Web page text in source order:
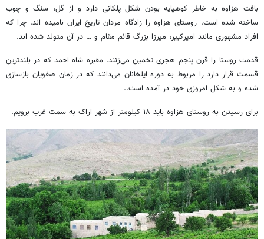
بافت هزاوه به خاطر کوهپایه بودن شکل پلکانی دارد و از گل، سنگ و چوب
ساخته شده است. روستای هزاوه را زادگاه مردان تاریخ ایران نامیده اند. چرا که
افراد مشهوری مانند امیرکبیر، میرزا بزرگ قائم مقام و … در آن متولد شده اند.
قدمت روستا را قرن پنجم هجری تخمین می‌زنند. مقبره شاه احمد که در بلندترین
قسمت قرار دارد را مربوط به دوره ایلخانان می‌دانند که در زمان صفویان بازسازی
شده و به شکل امروزی خود در آمده است..
برای رسیدن به روستای هزاوه باید ۱۸ کیلومتر از شهر اراک به سمت غرب برویم.